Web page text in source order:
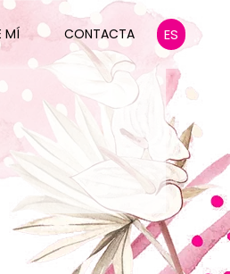
MÍ CONTACTA ES